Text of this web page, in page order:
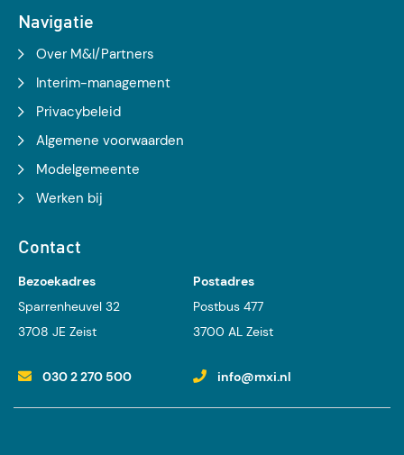
Navigatie
Over M&I/Partners
Interim-management
Privacybeleid
Algemene voorwaarden
Modelgemeente
Werken bij
Contact
Bezoekadres
Sparrenheuvel 32
3708 JE Zeist
Postadres
Postbus 477
3700 AL Zeist
030 2 270 500 info@mxi.nl